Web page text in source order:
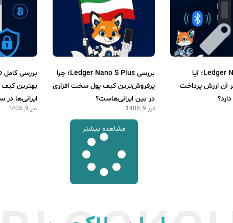
بررسی Ledger Nano X؛ آیا
آن ارزش پرداخت
بررسی Ledger Nano S Plus؛ چرا
پرفروش‌ترین کیف پول سخت افزاری
در بین ایرانی‌هاست؟
تیر 9, 1405
بهترین کیف
ایرانی‌ها در سال
تیر 9, 1405
مشاهده بیشتر